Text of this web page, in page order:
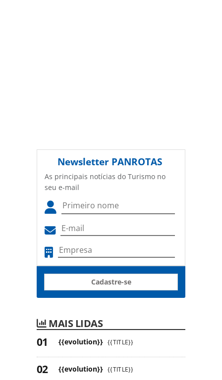
Newsletter PANROTAS
As principais notícias do Turismo no
seu e-mail
Cadastre-se
MAIS LIDAS
{{evolution}} {{TITLE}}
{{evolution}} {{TITLE}}